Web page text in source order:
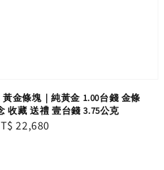
黃金條塊｜純黃金 1.00台錢 金條
收藏 送禮 壹台錢 3.75公克
22,680